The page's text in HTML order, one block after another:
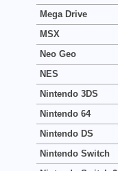
Mega Drive
MSX
Neo Geo
NES
Nintendo 3DS
Nintendo 64
Nintendo DS
Nintendo Switch